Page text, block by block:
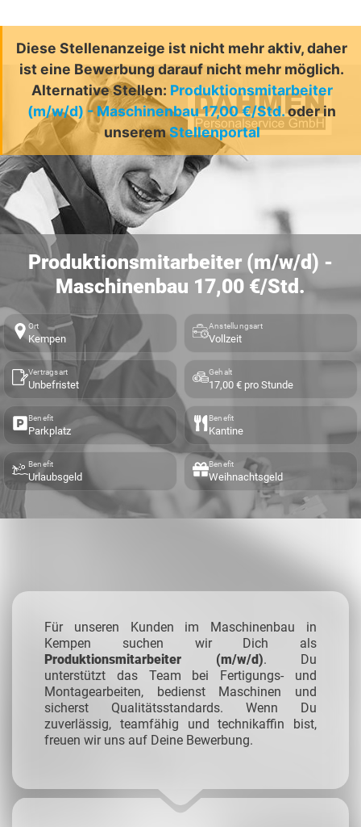
Diese Stellenanzeige ist nicht mehr aktiv, daher
ist eine Bewerbung darauf nicht mehr möglich.
Alternative Stellen: Produktionsmitarbeiter
(m/w/d) - Maschinenbau 17,00 €/Std.oder in
unseremStellenportal
Produktionsmitarbeiter (m/w/d) -
Maschinenbau 17,00 €/Std.
Ort
Kempen
Anstellungsart
Vollzeit
Vertragsart
Unbefristet
Gehalt
17,00 € pro Stunde
Benefit
Parkplatz
Benefit
Kantine
Benefit
Urlaubsgeld
Benefit
Weihnachtsgeld
Für unseren Kunden im Maschinenbau in
Kempen suchen wir Dich als
Produktionsmitarbeiter (m/w/d). Du
unterstützt das Team bei Fertigungs- und
Montagearbeiten, bedienst Maschinen und
sicherst Qualitätsstandards. Wenn Du
zuverlässig, teamfähig und technikaffin bist,
freuen wir uns auf Deine Bewerbung.